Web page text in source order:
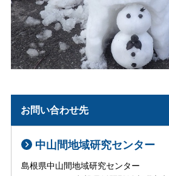
お問い合わせ先
中山間地域研究センター
島根県中山間地域研究センター